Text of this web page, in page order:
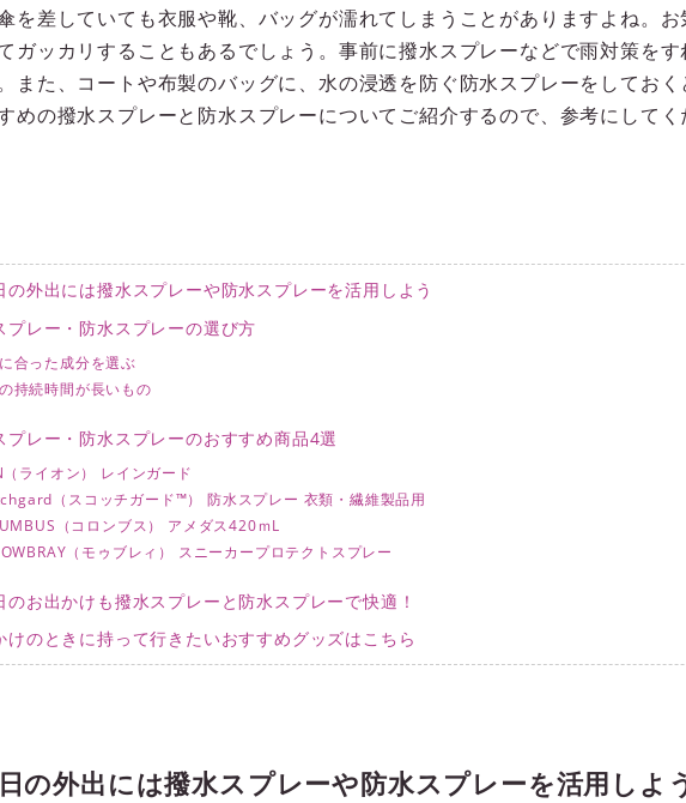
を差していても衣服や靴、バッグが濡れてしまうことがありますよね。
ガッカリすることもあるでしょう。事前に撥水スプレーなどで雨対策を
また、コートや布製のバッグに、水の浸透を防ぐ防水スプレーをしてお
めの撥水スプレーと防水スプレーについてご紹介するので、参考にしてく
の外出には撥水スプレーや防水スプレーを活用しよう
プレー・防水スプレーの選び方
合った成分を選ぶ
持続時間が長いもの
プレー・防水スプレーのおすすめ商品4選
（ライオン） レインガード
（スコッチガード™） 防水スプレー 衣類・繊維製品用
（コロンブス） アメダス420ｍL
（モゥブレィ） スニーカープロテクトスプレー
のお出かけも撥水スプレーと防水スプレーで快適！
けのときに持って行きたいおすすめグッズはこちら
の外出には撥水スプレーや防水スプレーを活用しよ